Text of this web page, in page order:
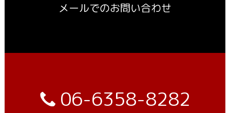
メールでのお問い合わせ
06-6358-8282